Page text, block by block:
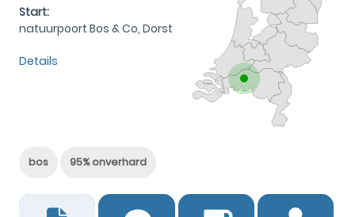
Start:
natuurpoort Bos & Co, Dorst
Details
bos 95% onverhard